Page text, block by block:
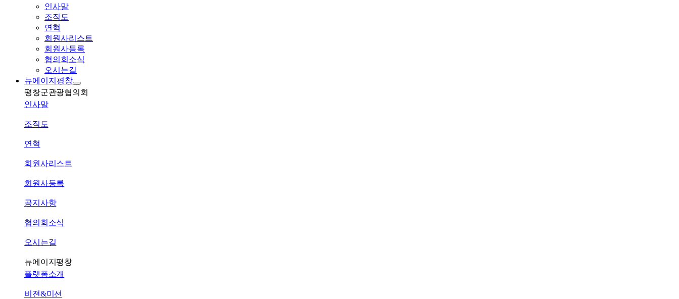
인사말
조직도
연혁
회원사리스트
회원사등록
협의회소식
오시는길
뉴에이지평창
평창군관광협의회
인사말
조직도
연혁
회원사리스트
회원사등록
공지사항
협의회소식
오시는길
뉴에이지평창
플랫폼소개
비젼&미션